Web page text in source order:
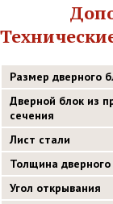
Размер дверного
Дверной блок из
сечения
Лист стали
Толщина
Угол открывания